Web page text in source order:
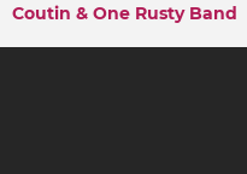
FIL
Coutin & One Rusty Band